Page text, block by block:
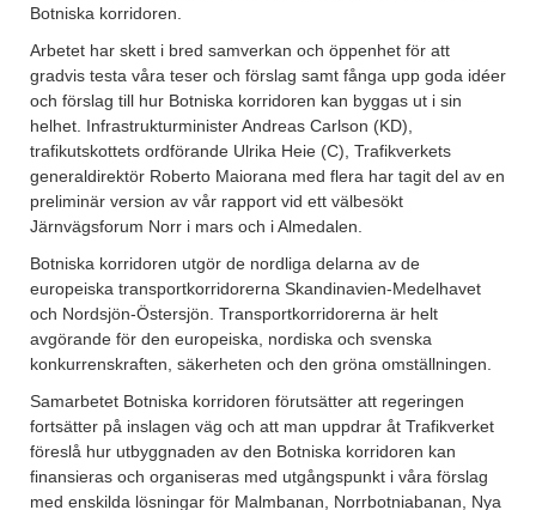
Botniska korridoren.
Arbetet har skett i bred samverkan och öppenhet för att
gradvis testa våra teser och förslag samt fånga upp goda idéer
och förslag till hur Botniska korridoren kan byggas ut i sin
helhet. Infrastrukturminister Andreas Carlson (KD),
trafikutskottets ordförande Ulrika Heie (C), Trafikverkets
generaldirektör Roberto Maiorana med flera har tagit del av en
preliminär version av vår rapport vid ett välbesökt
Järnvägsforum Norr i mars och i Almedalen.
Botniska korridoren utgör de nordliga delarna av de
europeiska transportkorridorerna Skandinavien-Medelhavet
och Nordsjön-Östersjön. Transportkorridorerna är helt
avgörande för den europeiska, nordiska och svenska
konkurrenskraften, säkerheten och den gröna omställningen.
Samarbetet Botniska korridoren förutsätter att regeringen
fortsätter på inslagen väg och att man uppdrar åt Trafikverket
föreslå hur utbyggnaden av den Botniska korridoren kan
finansieras och organiseras med utgångspunkt i våra förslag
med enskilda lösningar för Malmbanan, Norrbotniabanan, Nya